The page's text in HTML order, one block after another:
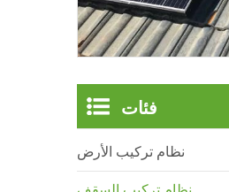
فئات
نظام تركيب الأرض